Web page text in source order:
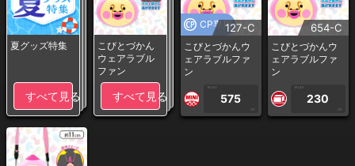
夏グッズ特集
すべて見る
こびとづかん
ウェアラブル
ファン
すべて見る
CP専用127-C
こびとづかんウ
ェアラブルファ
ン
1PLAY
575
CP
654-C
こびとづかんウ
ェアラブルファ
ン
1PLAY
230
CP